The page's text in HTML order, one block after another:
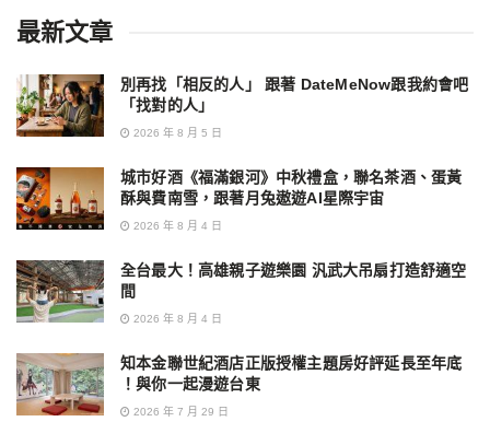
最新文章
別再找「相反的人」 跟著 DateMeNow跟我約會吧
「找對的人」
2026 年 8 月 5 日
城市好酒《福滿銀河》中秋禮盒，聯名茶酒、蛋黃
酥與費南雪，跟著月兔遨遊AI星際宇宙
2026 年 8 月 4 日
全台最大！高雄親子遊樂園 汎武大吊扇打造舒適空
間
2026 年 8 月 4 日
知本金聯世紀酒店正版授權主題房好評延長至年底
！與你一起漫遊台東
2026 年 7 月 29 日